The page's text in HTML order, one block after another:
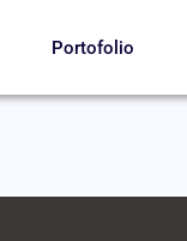
Portofolio